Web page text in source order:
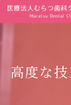
高度な